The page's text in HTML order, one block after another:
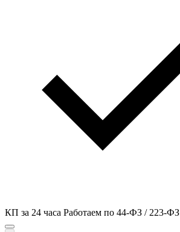
КП за 24 часа Работаем по 44-ФЗ / 223-ФЗ